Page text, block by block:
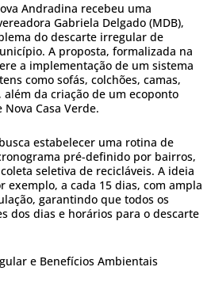
Andradina recebeu uma
Gabriela Delgado (MDB),
do descarte irregular de
A proposta, formalizada na
a implementação de um sistema
como sofás, colchões, camas,
da criação de um ecoponto
Casa Verde.
estabelecer uma rotina de
pré-definido por bairros,
seletiva de recicláveis. A ideia
exemplo, a cada 15 dias, com ampla
garantindo que todos os
dos dias e horários para o descarte
e Benefícios Ambientais